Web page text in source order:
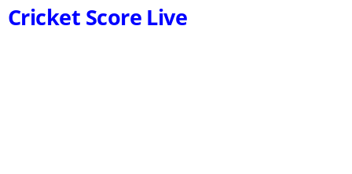
Cricket Score Live